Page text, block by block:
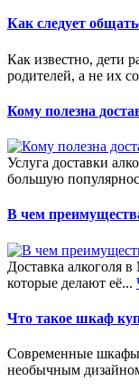
Как следует
Как известно, дети
родителей, а не их
Кому полезна
Услуга доставки
большую
В чем
Доставка алкоголя
которые делают её...
Что такое шкаф
Современные
необычным